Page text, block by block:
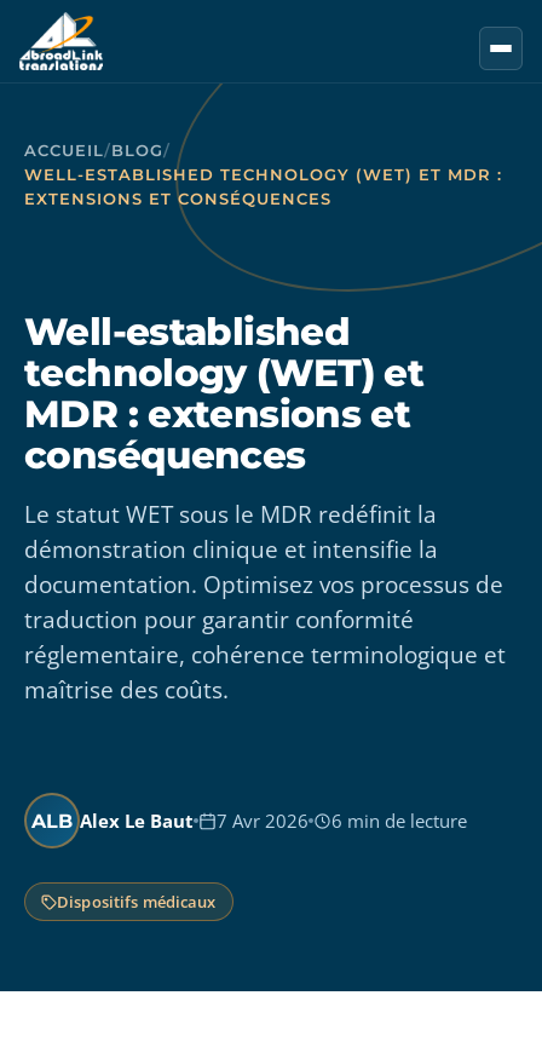
Aller au contenu principal
ACCUEIL/BLOG/
WELL-ESTABLISHED TECHNOLOGY (WET) ET MDR :
EXTENSIONS ET CONSÉQUENCES
Well-established
technology (WET) et
MDR : extensions et
conséquences
Le statut WET sous le MDR redéfinit la
démonstration clinique et intensifie la
documentation. Optimisez vos processus de
traduction pour garantir conformité
réglementaire, cohérence terminologique et
maîtrise des coûts.
ALB Alex Le Baut 7 Avr 2026 6 min de lecture
Dispositifs médicaux